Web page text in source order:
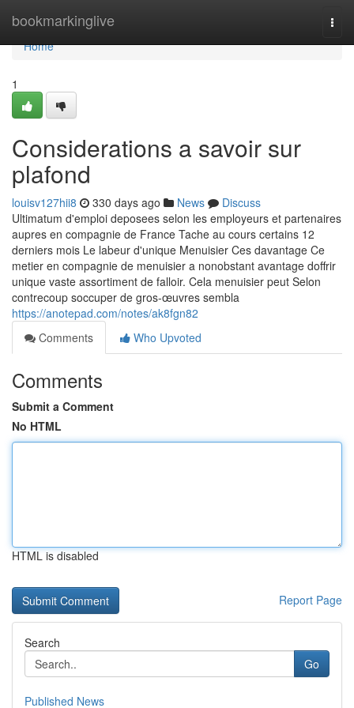
bookmarkinglive
Home
Home
1
Considerations a savoir sur
plafond
louisv127hii8 330 days ago News
Discuss
Ultimatum d'emploi deposees selon les employeurs et partenaires
aupres en compagnie de France Tache au cours certains 12
derniers mois Le labeur d'unique Menuisier Ces davantage Ce
metier en compagnie de menuisier a nonobstant avantage doffrir
unique vaste assortiment de falloir. Cela menuisier peut Selon
contrecoup soccuper de gros-œuvres sembla
https://anotepad.com/notes/ak8fgn82
Comments
Who Upvoted
Comments
Submit a Comment
No HTML
HTML is disabled
Report Page
Search
Go
Published News